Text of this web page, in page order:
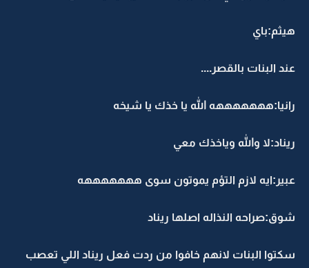
هيثم:باي
عند البنات بالقصر....
رانيا:هههههههه الله يا خذك يا شيخه
ريناد:لا والله وياخذك معي
عبير:ايه لازم التؤم يموتون سوى هههههههه
شوق:صراحه النذاله اصلها ريناد
سكتوا البنات لانهم خافوا من ردت فعل ريناد اللي تعصب